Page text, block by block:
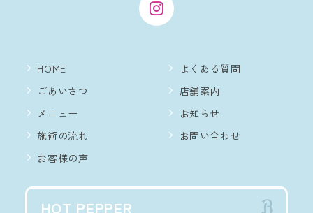
HOME
ごあいさつ
メニュー
施術の流れ
お客様の声
よくある質問
店舗案内
お知らせ
お問い合わせ
HOT PEPPER